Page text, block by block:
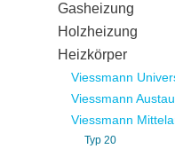
Gasheizung
Holzheizung
Heizkörper
Viessmann
Viessmann
Viessmann
Typ 20